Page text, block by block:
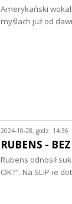
Amerykański
myślach już od
2024-10-28, godz. 14:36
RUBENS -
Rubens odnosił
OK?". Na SLiP-ie